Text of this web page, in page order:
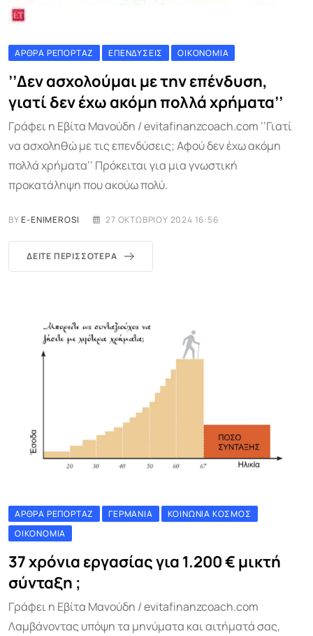
ΆΡΘΡΑ ΡΕΠΟΡΤΆΖ ΕΠΕΝΔΎΣΕΙΣ ΟΙΚΟΝΟΜΊΑ
’’Δεν ασχολούμαι με την επένδυση,
γιατί δεν έχω ακόμη πολλά χρήματα’’
Γράφει η Εβίτα Μανούδη / evitafinanzcoach.com ’’Γιατί
να ασχοληθώ με τις επενδύσεις; Αφού δεν έχω ακόμη
πολλά χρήματα’’ Πρόκειται για μια γνωστική
προκατάληψη που ακούω πολύ.
BYE-ENIMEROSI 27 ΟΚΤΩΒΡΊΟΥ 2024 16:56
ΔΕΊΤΕ ΠΕΡΙΣΣΌΤΕΡΑ
ΆΡΘΡΑ ΡΕΠΟΡΤΆΖ ΓΕΡΜΑΝΊΑ
ΚΟΙΝΩΝΊΑ ΚΌΣΜΟΣ
ΟΙΚΟΝΟΜΊΑ
37 χρόνια εργασίας για 1.200 € μικτή
σύνταξη ;
Γράφει η Εβίτα Μανούδη / evitafinanzcoach.com
Λαμβάνοντας υπόψη τα μηνύματα και αιτήματά σας,